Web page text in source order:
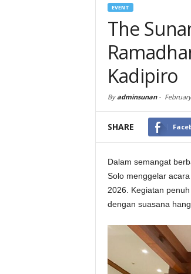
EVENT
The
Kadipiro
Byadminsunan-
SHARE
Dalam semangat
Solo menggelar
2026. Kegiatan
dengan suasana